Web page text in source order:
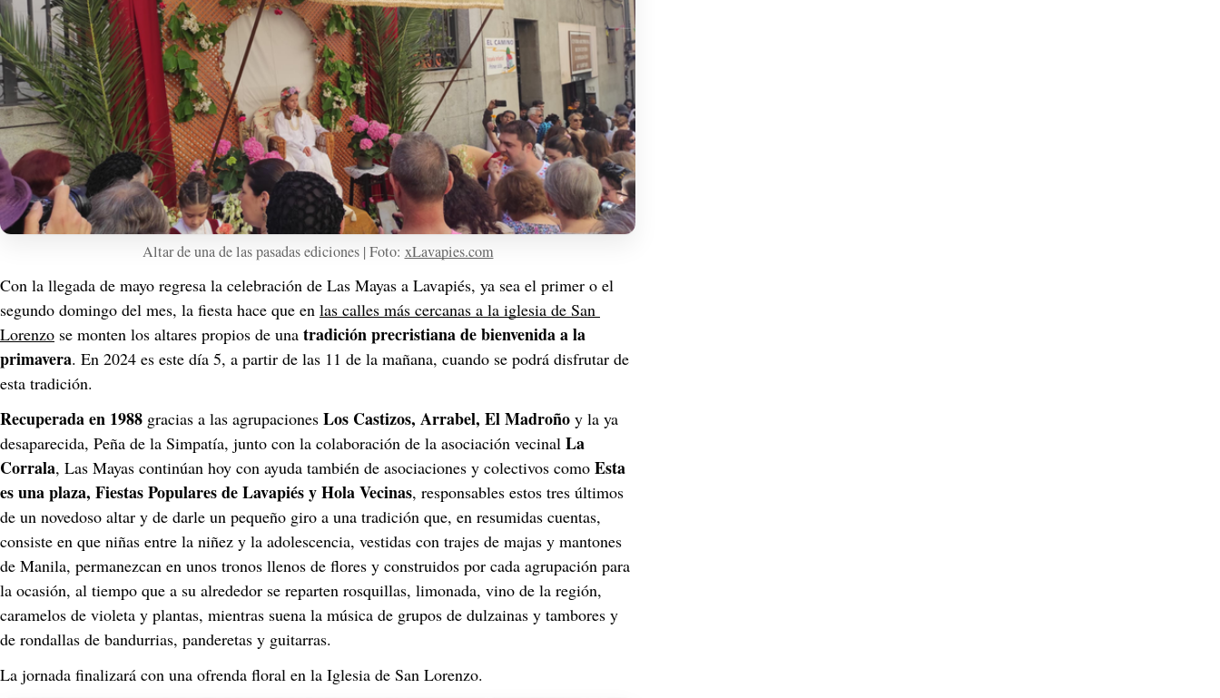
Altar de una de las pasadas ediciones | Foto: xLavapies.com
Con la llegada de mayo regresa la celebración de Las Mayas a Lavapiés, ya sea el primer o el
segundo domingo del mes, la fiesta hace que en las calles más cercanas a la iglesia de San
Lorenzo se monten los altares propios de una tradición precristiana de bienvenida a la
primavera. En 2024 es este día 5, a partir de las 11 de la mañana, cuando se podrá disfrutar de
esta tradición.
Recuperada en 1988 gracias a las agrupaciones Los Castizos, Arrabel, El Madroño y la ya
desaparecida, Peña de la Simpatía, junto con la colaboración de la asociación vecinal La
Corrala, Las Mayas continúan hoy con ayuda también de asociaciones y colectivos como Esta
es una plaza, Fiestas Populares de Lavapiés y Hola Vecinas, responsables estos tres últimos
de un novedoso altar y de darle un pequeño giro a una tradición que, en resumidas cuentas,
consiste en que niñas entre la niñez y la adolescencia, vestidas con trajes de majas y mantones
de Manila, permanezcan en unos tronos llenos de flores y construidos por cada agrupación para
la ocasión, al tiempo que a su alrededor se reparten rosquillas, limonada, vino de la región,
caramelos de violeta y plantas, mientras suena la música de grupos de dulzainas y tambores y
de rondallas de bandurrias, panderetas y guitarras.
La jornada finalizará con una ofrenda floral en la Iglesia de San Lorenzo.